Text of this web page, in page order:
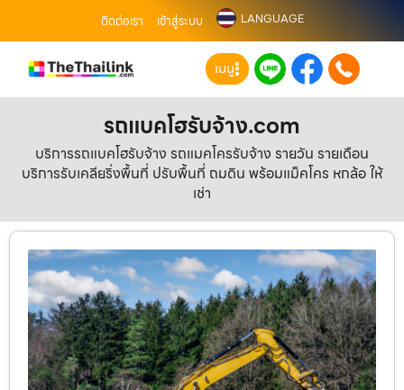
ติดต่อเรา เข้าสู่ระบบ LANGUAGE
เมนู
รถแบคโฮรับจ้าง.com
บริการรถแบคโฮรับจ้าง รถแมคโครรับจ้าง รายวัน รายเดือน
บริการรับเคลียริ่งพื้นที่ ปรับพื้นที่ ถมดิน พร้อมแม็คโคร หกล้อ ให้
เช่า